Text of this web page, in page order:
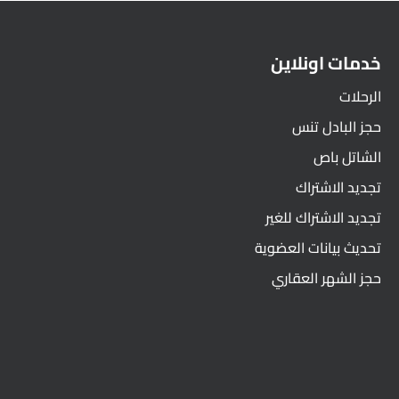
خدمات اونلاين
الرحلات
حجز البادل تنس
الشاتل باص
تجديد الاشتراك
تجديد الاشتراك للغير
تحديث بيانات العضوية
حجز الشهر العقاري